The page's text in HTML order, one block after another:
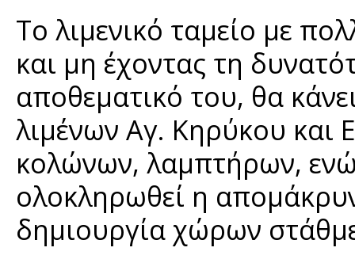
Το λιμενικό ταμείο με
και μη έχοντας τη
αποθεματικό του, θα
λιμένων Αγ. Κηρύκου και
κολώνων, λαμπτήρων,
ολοκληρωθεί η
δημιουργία χώρων